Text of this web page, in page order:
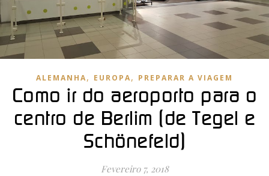
ALEMANHA, EUROPA, PREPARAR A VIAGEM
Como ir do aeroporto para o
centro de Berlim (de Tegel e
Schönefeld)
Fevereiro 7, 2018